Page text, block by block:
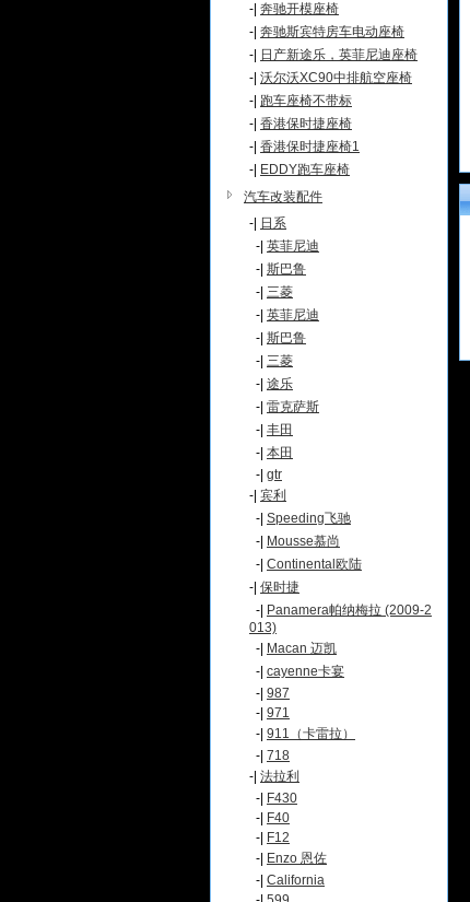
-| 奔驰开模座椅
-| 奔驰斯宾特房车电动座椅
-| 日产新途乐，英菲尼迪座椅
-| 沃尔沃XC90中排航空座椅
-| 跑车座椅不带标
-| 香港保时捷座椅
-| 香港保时捷座椅1
-| EDDY跑车座椅
汽车改装配件
-| 日系
-| 英菲尼迪
-| 斯巴鲁
-| 三菱
-| 英菲尼迪
-| 斯巴鲁
-| 三菱
-| 途乐
-| 雷克萨斯
-| 丰田
-| 本田
-| gtr
-| 宾利
-| Speeding飞驰
-| Mousse慕尚
-| Continental欧陆
-| 保时捷
-| Panamera帕纳梅拉 (2009-2
013)
-| Macan 迈凯
-| cayenne卡宴
-| 987
-| 971
-| 911（卡雷拉）
-| 718
-| 法拉利
-| F430
-| F40
-| F12
-| Enzo 恩佐
-| California